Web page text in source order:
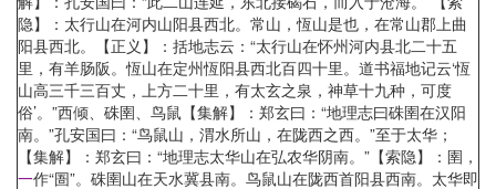
隐】：太行山在河内山阳县西北。常山，恆山是也，在常山郡上曲
阳县西北。【正义】：括地志云：“太行山在怀州河内县北二十五
里，有羊肠阪。恆山在定州恆阳县西北百四十里。道书福地记云‘恆
山高三千三百丈，上方二十里，有太玄之泉，神草十九种，可度
俗’。”西倾、硃圉、鸟鼠【集解】：郑玄曰：“地理志曰硃圉在汉阳
南。”孔安国曰：“鸟鼠山，渭水所山，在陇西之西。”至于太华；
【集解】：郑玄曰：“地理志太华山在弘农华阴南。”【索隐】：圉，
一作“圄”。硃圉山在天水冀县南。鸟鼠山在陇西首阳县西南。太华即